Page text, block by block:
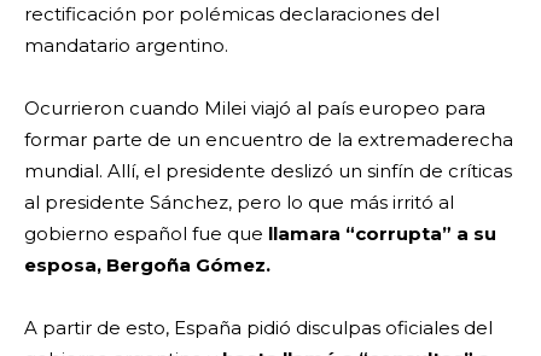
rectificación por polémicas declaraciones del
mandatario argentino.
Ocurrieron cuando Milei viajó al país europeo para
formar parte de un encuentro de la extremaderecha
mundial. Allí, el presidente deslizó un sinfín de críticas
al presidente Sánchez, pero lo que más irritó al
gobierno español fue que llamara “corrupta” a su
esposa, Bergoña Gómez.
A partir de esto, España pidió disculpas oficiales del